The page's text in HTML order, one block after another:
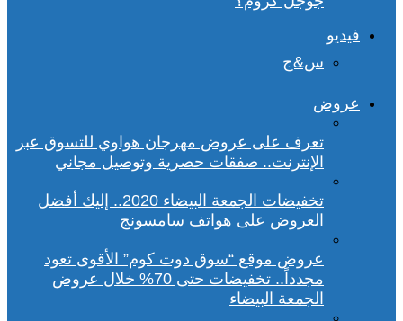
فيديو
س&ج
عروض
تعرف على عروض مهرجان هواوي للتسوق عبر
الإنترنت.. صفقات حصرية وتوصيل مجاني
تخفيضات الجمعة البيضاء 2020.. إليك أفضل
العروض على هواتف سامسونج
عروض موقع “سوق دوت كوم” الأقوى تعود
مجدداً.. تخفيضات حتى 70% خلال عروض
الجمعة البيضاء